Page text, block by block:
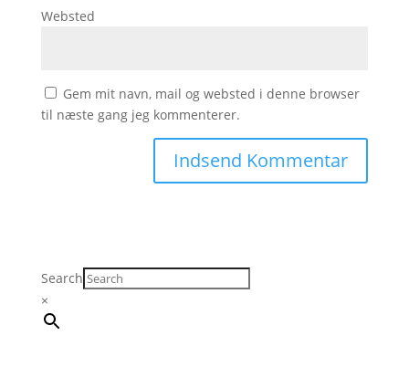
Websted
Gem mit navn, mail og websted i denne browser
til næste gang jeg kommenterer.
Search
×